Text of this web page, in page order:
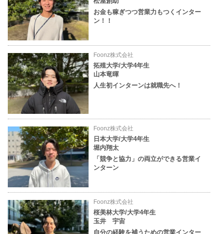
お金も稼ぎつつ営業力もつくインター
ン！！
Foonz株式会社
拓殖大学/大学4年生
山本竜暉
人生初インターンは就職先へ！
Foonz株式会社
日本大学/大学4年生
堀内翔太
「競争と協力」の両立ができる営業イ
ンターン
Foonz株式会社
桜美林大学/大学4年生
玉井 宇宙
自分の経験を補うための営業インター